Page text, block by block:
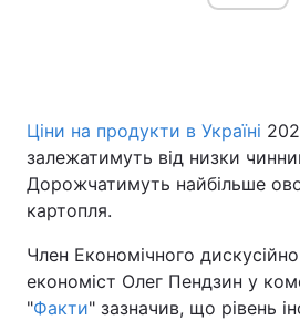
Україна
Економіка
Спорт
Техно і зв'язок Лайт
Ціни на продукти в Україні
залежатимуть від низки
Дорожчатимуть найбільше
картопля.
Член Економічного
економіст Олег Пендзин у
"Факти" зазначив, що рівень